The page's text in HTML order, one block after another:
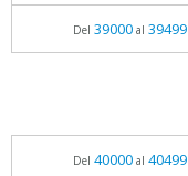
Del 39000al 39499
Del 40000al 40499